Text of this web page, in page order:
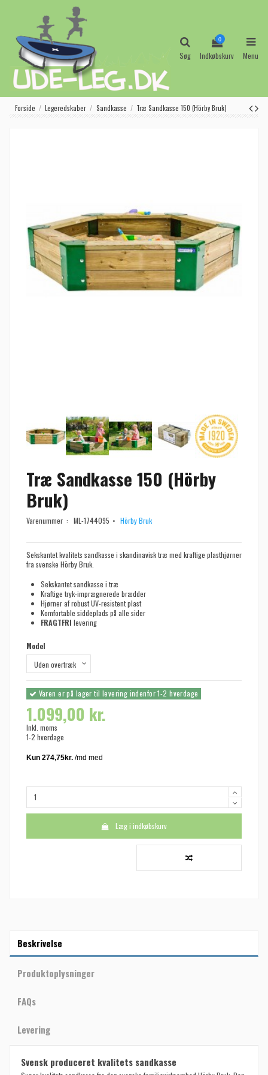
Søg
0
Indkøbskurv Menu
Forside Legeredskaber Sandkasse Træ Sandkasse 150 (Hörby Bruk)
Træ Sandkasse 150 (Hörby
Bruk)
Varenummer : ML-1744095 Hörby Bruk
Sekskantet kvalitets sandkasse i skandinavisk træ med kraftige plasthjørner
fra svenske Hörby Bruk.
Sekskantet sandkasse i træ
Kraftige tryk-imprægnerede brædder
Hjørner af robust UV-resistent plast
Komfortable siddeplads på alle sider
FRAGTFRI levering
Model
Varen er på lager til levering indenfor 1-2 hverdage
1.099,00 kr.
Inkl. moms
1-2 hverdage
Læg i indkøbskurv
Beskrivelse
Produktoplysninger
FAQs
Levering
Svensk produceret kvalitets sandkasse